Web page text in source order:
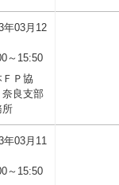
年03月12
～15:50
ＦＰ協
良支部
所
年03月11
～15:50